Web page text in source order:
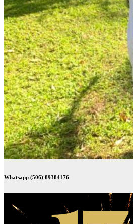
Whatsapp (506) 89384176